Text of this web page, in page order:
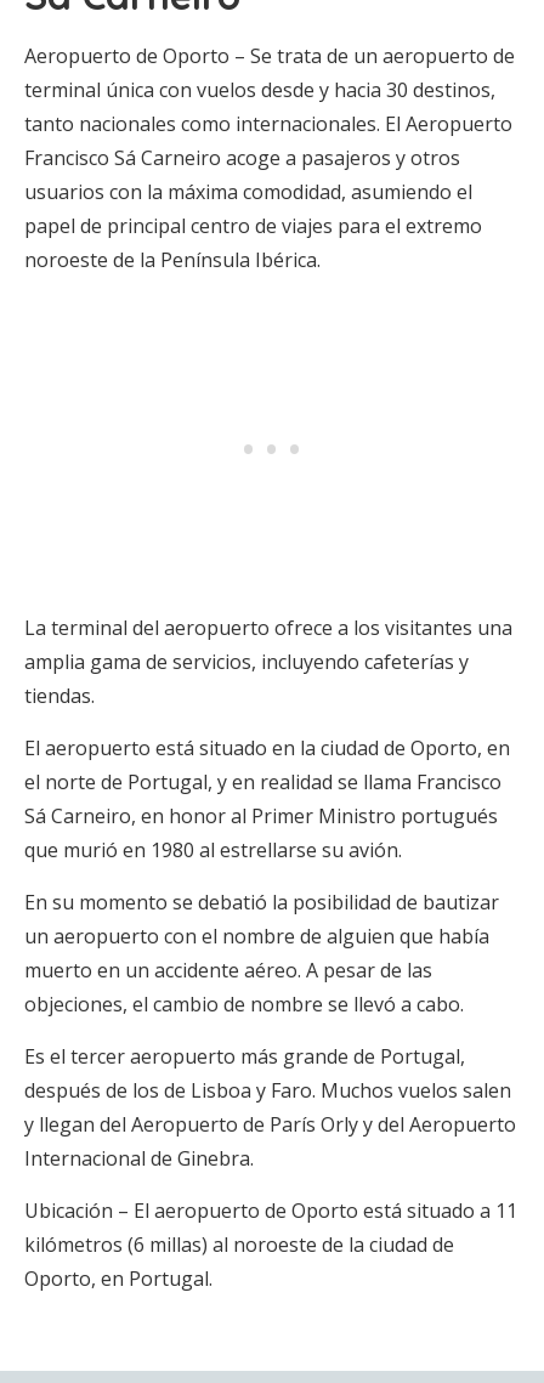
Aeropuerto de Oporto – Se trata de un aeropuerto de
terminal única con vuelos desde y hacia 30 destinos,
tanto nacionales como internacionales. El Aeropuerto
Francisco Sá Carneiro acoge a pasajeros y otros
usuarios con la máxima comodidad, asumiendo el
papel de principal centro de viajes para el extremo
noroeste de la Península Ibérica.
La terminal del aeropuerto ofrece a los visitantes una
amplia gama de servicios, incluyendo cafeterías y
tiendas.
El aeropuerto está situado en la ciudad de Oporto, en
el norte de Portugal, y en realidad se llama Francisco
Sá Carneiro, en honor al Primer Ministro portugués
que murió en 1980 al estrellarse su avión.
En su momento se debatió la posibilidad de bautizar
un aeropuerto con el nombre de alguien que había
muerto en un accidente aéreo. A pesar de las
objeciones, el cambio de nombre se llevó a cabo.
Es el tercer aeropuerto más grande de Portugal,
después de los de Lisboa y Faro. Muchos vuelos salen
y llegan del Aeropuerto de París Orly y del Aeropuerto
Internacional de Ginebra.
Ubicación – El aeropuerto de Oporto está situado a 11
kilómetros (6 millas) al noroeste de la ciudad de
Oporto, en Portugal.